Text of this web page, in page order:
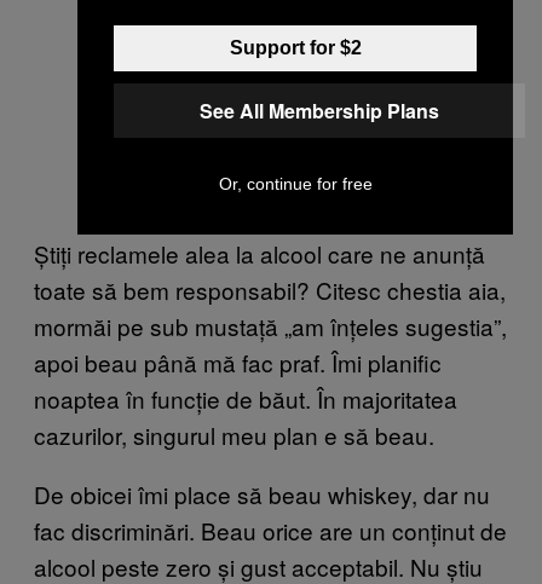
Știți reclamele alea la alcool care ne anunță
toate să bem responsabil? Citesc chestia aia,
mormăi pe sub mustață „am înțeles sugestia”,
apoi beau până mă fac praf. Îmi planific
noaptea în funcție de băut. În majoritatea
cazurilor, singurul meu plan e să beau.
De obicei îmi place să beau whiskey, dar nu
fac discriminări. Beau orice are un conținut de
alcool peste zero și gust acceptabil. Nu știu
Support for $2
See All Membership Plans
Or, continue for free